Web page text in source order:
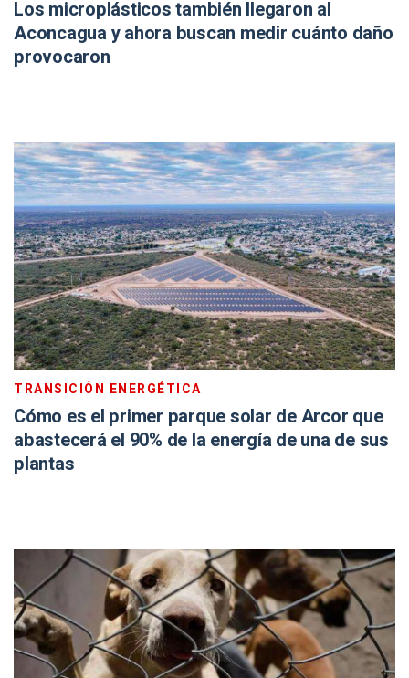
Los microplásticos también llegaron al
Aconcagua y ahora buscan medir cuánto daño
provocaron
TRANSICIÓN ENERGÉTICA
Cómo es el primer parque solar de Arcor que
abastecerá el 90% de la energía de una de sus
plantas